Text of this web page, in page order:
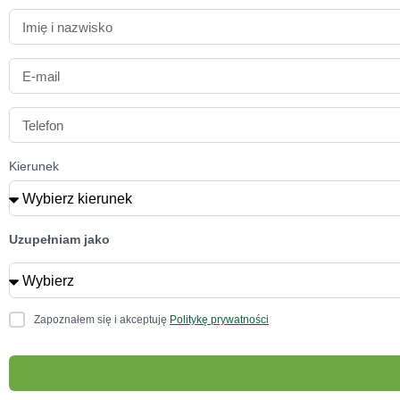
Kierunek
Uzupełniam jako
Zapoznałem się i akceptuję Politykę prywatności